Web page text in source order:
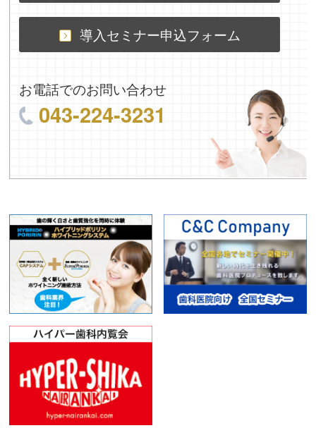
導入セミナー申込フォーム
お電話でのお問い合わせ
043-224-3231